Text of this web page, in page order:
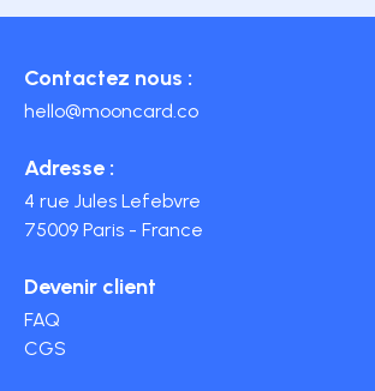
Contactez nous :
hello@mooncard.co
Adresse :
4 rue Jules Lefebvre
75009 Paris - France
Devenir client
FAQ
CGS